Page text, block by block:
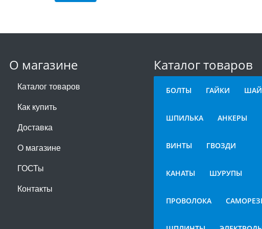
О магазине
Каталог товаров
Как купить
Доставка
О магазине
ГОСТы
Контакты
Каталог товаров
БОЛТЫ ГАЙКИ
ШПИЛЬКА АНКЕРЫ
ВИНТЫ ГВОЗДИ
КАНАТЫ ШУРУПЫ
ПРОВОЛОКА